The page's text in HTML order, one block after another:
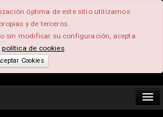
óptima de este sitio utilizamos
y de terceros.
sin modificar su configuración, acepta
política de cookies.
Cookies